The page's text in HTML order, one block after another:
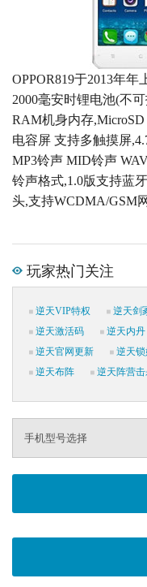
OPPOR819于2013年年
2000毫安时锂电池(不
RAM机身内存,MicroSD
电容屏 支持多触摸屏
MP3铃声 MID铃声
铃声格式,1.0版支持蓝
头,支持WCDMA/GSM
玩家热门关注
逆天VIP特权 逆天剑
逆天激活码
逆天内丹
逆天官网更新
逆天
逆天布阵
逆天阵营
手机型号选择